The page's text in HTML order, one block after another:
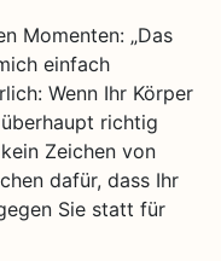
Momenten: „Das
einfach
Wenn Ihr Körper
richtig
Zeichen von
dafür, dass Ihr
Sie statt für